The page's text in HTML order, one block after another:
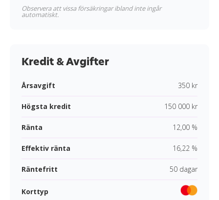
Observera att vissa försäkringar ibland inte ingår
automatiskt.
Kredit & Avgifter
Årsavgift 350 kr
Högsta kredit 150 000 kr
Ränta 12,00 %
Effektiv ränta 16,22 %
Räntefritt 50 dagar
Korttyp